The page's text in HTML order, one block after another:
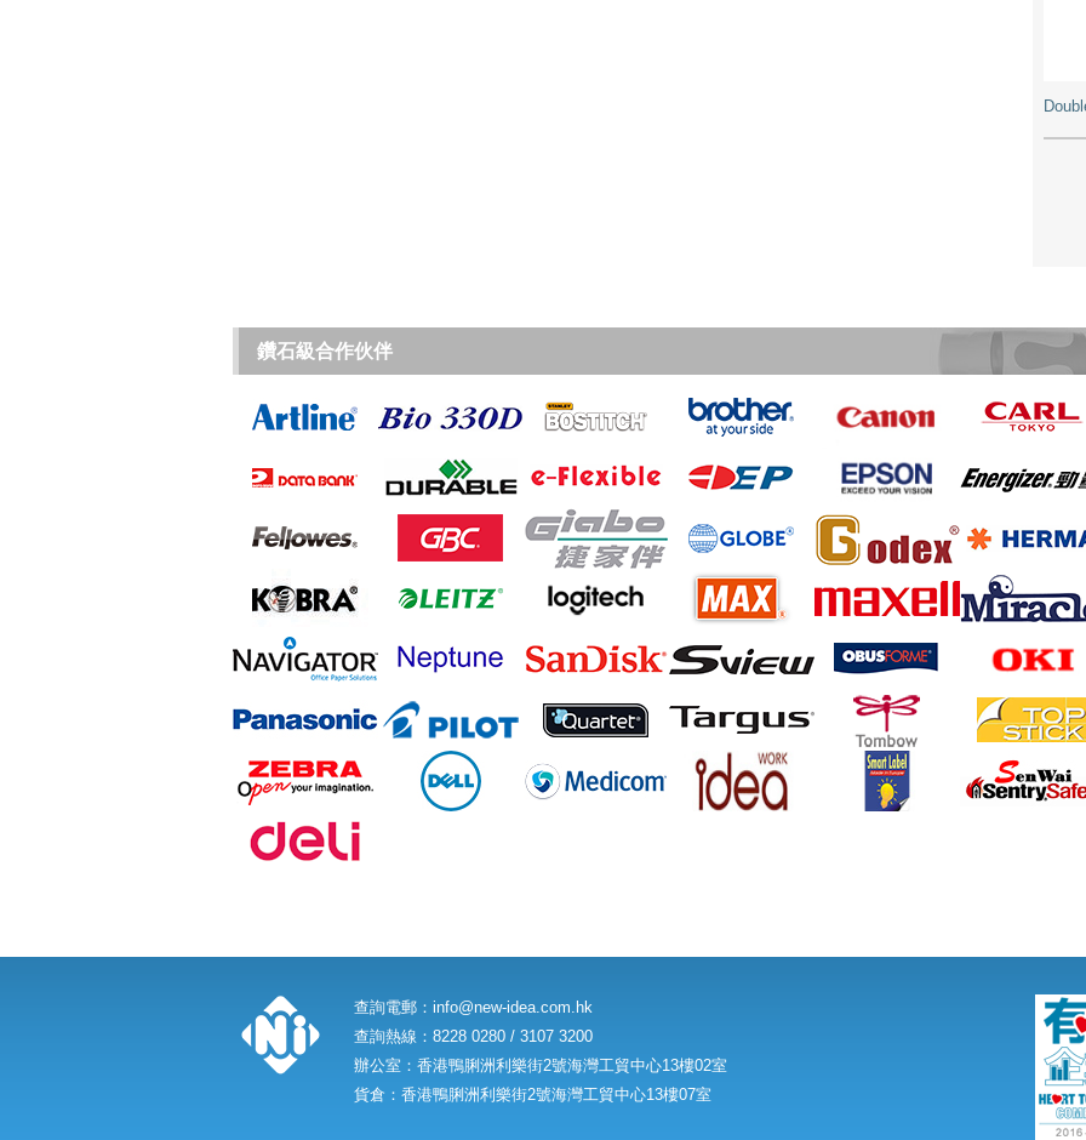
機 4
Sivic
鑽石級合作伙伴
查詢電郵： info@new-idea.com.hk
查詢熱線：8228 0280 / 3107 3200
辦公室：香港鴨脷洲利樂街2號海灣工貿中心13樓02室
貨倉：香港鴨脷洲利樂街2號海灣工貿中心13樓07室